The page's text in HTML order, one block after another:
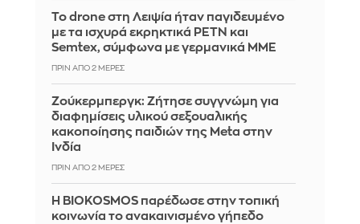
Το drone στη Λειψία ήταν παγιδευμένο
με τα ισχυρά εκρηκτικά PETN και
Semtex, σύμφωνα με γερμανικά ΜΜΕ
ΠΡΙΝ ΑΠΌ 2 ΜΈΡΕΣ
Ζούκερμπεργκ: Ζήτησε συγγνώμη για
διαφημίσεις υλικού σεξουαλικής
κακοποίησης παιδιών της Meta στην
Ινδία
ΠΡΙΝ ΑΠΌ 2 ΜΈΡΕΣ
Η BIOKOSMOS παρέδωσε στην τοπική
κοινωνία το ανακαινισμένο γήπεδο